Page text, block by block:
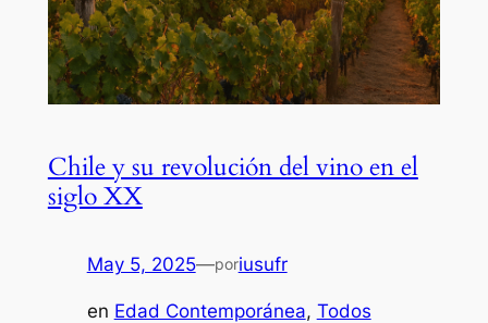
Chile y su revolución del vino en el
siglo XX
May 5, 2025—poriusufr
en Edad Contemporánea, Todos